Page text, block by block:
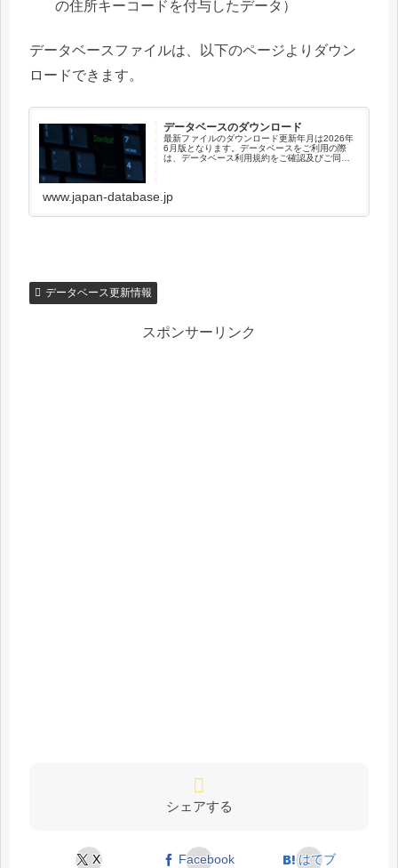
の住所キーコードを付与したデータ）
データベースファイルは、以下のページよりダウン
ロードできます。
データベースのダウンロード
最新ファイルのダウンロード更新年月は2026年
6月版となります。データベースをご利用の際
は、データベース利用規約をご確認及びご同意
www.japan-database.jp
データベース更新情報
スポンサーリンク
シェアする
X Facebook はてブ